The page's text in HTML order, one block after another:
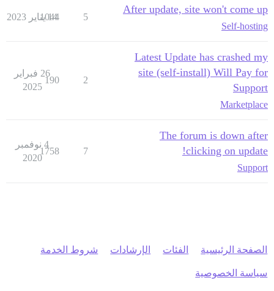
After update, site won't come up
Self-hosting
5
1044
14 يناير 2023
Latest Update has crashed my
site (self-install) Will Pay for
Support
Marketplace
2
190
26 فبراير
2025
The forum is down after
clicking on update!
Support
7
1758
4 نوفمبر
2020
الصفحة الرئيسية الفئات الإرشادات شروط الخدمة
سياسة الخصوصية